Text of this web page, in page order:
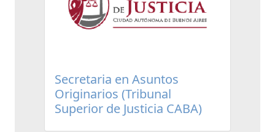
Secretaria en Asuntos
Originarios (Tribunal
Superior de Justicia CABA)